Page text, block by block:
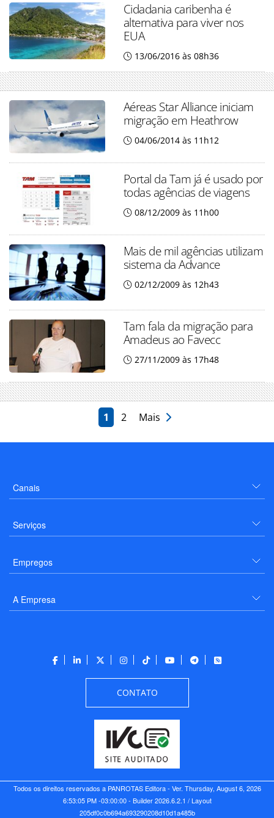
Cidadania caribenha é
alternativa para viver nos
EUA
13/06/2016 às 08h36
Aéreas Star Alliance iniciam
migração em Heathrow
04/06/2014 às 11h12
Portal da Tam já é usado por
todas agências de viagens
08/12/2009 às 11h00
Mais de mil agências utilizam
sistema da Advance
02/12/2009 às 12h43
Tam fala da migração para
Amadeus ao Favecc
27/11/2009 às 17h48
1 2 Mais
Canais
Serviços
Empregos
A Empresa
CONTATO
Todos os direitos reservados a PANROTAS Editora - Ver. Thursday, August 6, 2026
6:53:05 PM -03:00:00 - Builder 2026.6.2.1 / Layout
205df0c0b694a693290208d10d1a485b